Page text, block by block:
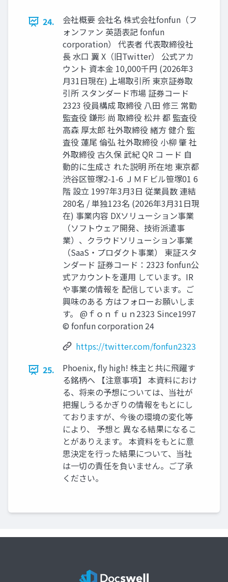
24.
会社概要 会社名 株式会社fonfun（フ
ォンファン 英語表記 fonfun
corporation） 代表者 代表取締役社
長 水口 翼 X（旧Twitter） 公式アカ
ウント 資本金 10,000千円 (2026年3
月31日現在) 上場取引所 東京証券取
引所 スタンダード市場 証券コード
2323 役員構成 取締役 八田 修三 常勤
監査役 鎌形 尚 取締役 松井 都 監査役
高森 厚太郎 社外取締役 緒方 健介 監
査役 蓮尾 倫弘 社外取締役 小柳 肇 社
外取締役 古久保 武紀 QR コ ード 自
動的に生成さ れた説明 所在地 東京都
渋谷区笹塚2-1-6 ＪＭＦビル笹塚01 6
階 設立 1997年3月3日 従業員数 連結
280名 / 単独123名 (2026年3月31日現
在) 事業内容 DXソリューション事業
（ソフトウェア開発、技術派遣事
業）、クラウドソリューション事業
（SaaS・プロダクト事業） 東証スタ
ンダード 証券コード：2323 fonfun公
式アカウントを運用 しています。IR
や事業の情報を 配信しています。ご
興味のある 方はフォローお願いしま
す。 @ｆｏｎｆｕｎ2323 Since1997
© fonfun corporation 24
https://twitter.com/fonfun2323
25.
Phoenix, fly high! 株主と共に飛躍す
る銘柄へ 【注意事項】 本資料におけ
る、将来の予想については、当社が
把握しうるかぎりの情報をもとにし
ておりますが、今後の環境の変化等
により、 予想と 異なる結果になるこ
とがありえます。 本資料をもとに意
思決定を行った結果について、当社
は一切の責任を負いません。ご了承
ください。